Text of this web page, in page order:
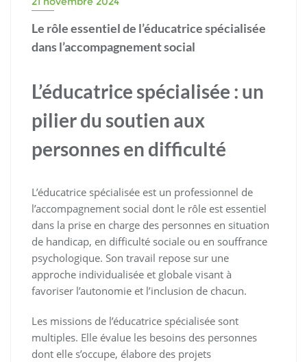
Le rôle essentiel de l’éducatrice spécialisée
dans l’accompagnement social
L’éducatrice spécialisée : un
pilier du soutien aux
personnes en difficulté
L’éducatrice spécialisée est un professionnel de
l’accompagnement social dont le rôle est essentiel
dans la prise en charge des personnes en situation
de handicap, en difficulté sociale ou en souffrance
psychologique. Son travail repose sur une
approche individualisée et globale visant à
favoriser l’autonomie et l’inclusion de chacun.
Les missions de l’éducatrice spécialisée sont
multiples. Elle évalue les besoins des personnes
dont elle s’occupe, élabore des projets